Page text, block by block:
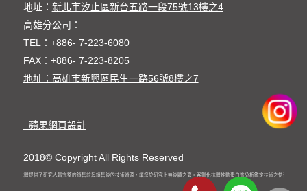
地址： 新北市汐止區新台五路一段75號13樓之4
高雄分公司：
TEL： +886- 7-223-6080
FAX： +886- 7-223-8205
地址：高雄市新興區民生一路56號8樓之7
蘋果網頁設計
2018© Copyright All Rights Reserved
客製化抗體提供了研究人員完整的銷售前與銷售後的技術資源，讓您於研究上無後顧之憂。客製化抗體推動蛋白質分析鑑定技術之快速發展